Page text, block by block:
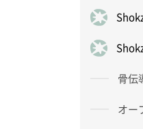
骨伝
オー